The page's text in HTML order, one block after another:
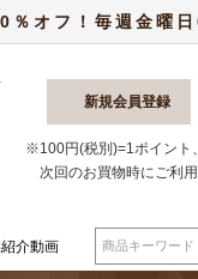
％オフ！毎週金曜
新規会員登録
※100円(税別)=1ポイント
次回のお買物時にご利用
介動画